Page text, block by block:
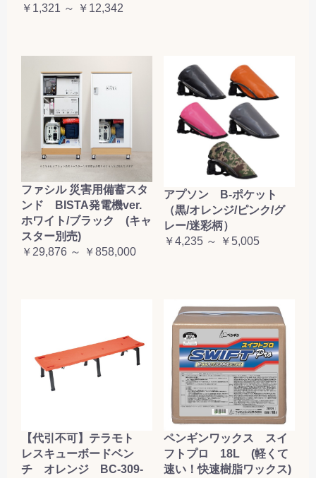
￥1,321 ～ ￥12,342
ファシル 災害用備蓄スタ
ンド BISTA発電機ver.
ホワイト/ブラック (キャ
スター別売)
￥29,876 ～ ￥858,000
アプソン B-ポケット
（黒/オレンジ/ピンク/グ
レー/迷彩柄）
￥4,235 ～ ￥5,005
【代引不可】テラモト
レスキューボードベン
チ オレンジ BC-309-
ペンギンワックス スイ
フトプロ 18L (軽くて
速い！快速樹脂ワックス)